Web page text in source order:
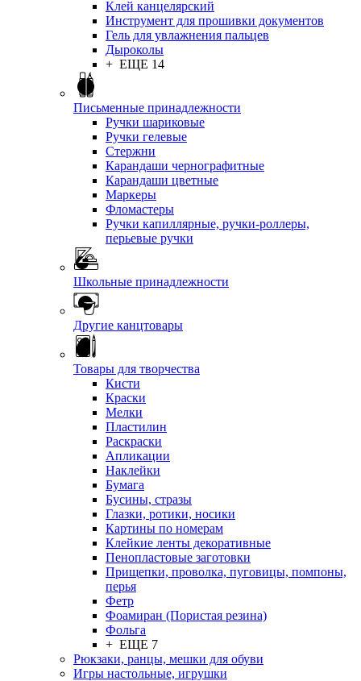
Клей канцелярский
Инструмент для прошивки документов
Гель для увлажнения пальцев
Дыроколы
+ ЕЩЕ 14
Письменные принадлежности
Ручки шариковые
Ручки гелевые
Стержни
Карандаши чернографитные
Карандаши цветные
Маркеры
Фломастеры
Ручки капиллярные, ручки-роллеры,
перьевые ручки
Школьные принадлежности
Другие канцтовары
Товары для творчества
Кисти
Краски
Мелки
Пластилин
Раскраски
Апликации
Наклейки
Бумага
Бусины, стразы
Глазки, ротики, носики
Картины по номерам
Клейкие ленты декоративные
Пенопластовые заготовки
Прищепки, проволка, пуговицы, помпоны,
перья
Фетр
Фоамиран (Пористая резина)
Фольга
+ ЕЩЕ 7
Рюкзаки, ранцы, мешки для обуви
Игры настольные, игрушки